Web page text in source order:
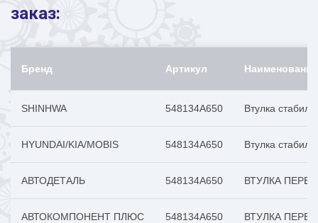
заказ:
Бренд Артикул Наименование
SHINHWA 548134A650 Втулка
HYUNDAI/KIA/MOBIS 548134A650 Втулка
АВТОДЕТАЛЬ 548134A650 ВТУЛКА
АВТОКОМПОНЕНТ ПЛЮС 548134A650 ВТУЛКА